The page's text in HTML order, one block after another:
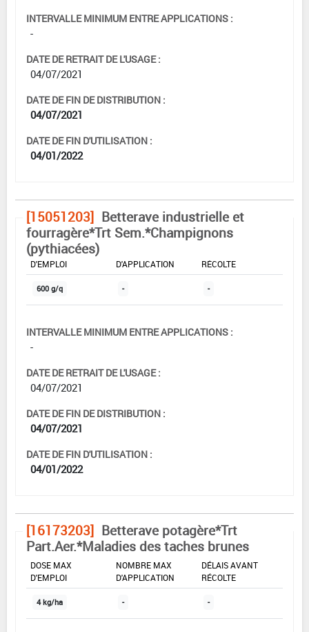
INTERVALLE MINIMUM ENTRE APPLICATIONS :
-
DATE DE RETRAIT DE L'USAGE :
04/07/2021
DATE DE FIN DE DISTRIBUTION :
04/07/2021
DATE DE FIN D'UTILISATION :
04/01/2022
[15051203] Betterave industrielle et
fourragère*Trt Sem.*Champignons
(pythiacées)
DOSE MAX
D'EMPLOI
D'APPLICATION
RÉCOLTE
600 g/q - -
INTERVALLE MINIMUM ENTRE APPLICATIONS :
-
DATE DE RETRAIT DE L'USAGE :
04/07/2021
DATE DE FIN DE DISTRIBUTION :
04/07/2021
DATE DE FIN D'UTILISATION :
04/01/2022
[16173203] Betterave potagère*Trt
Part.Aer.*Maladies des taches brunes
DOSE MAX
D'EMPLOI
NOMBRE MAX
D'APPLICATION
DÉLAIS AVANT
RÉCOLTE
4 kg/ha - -